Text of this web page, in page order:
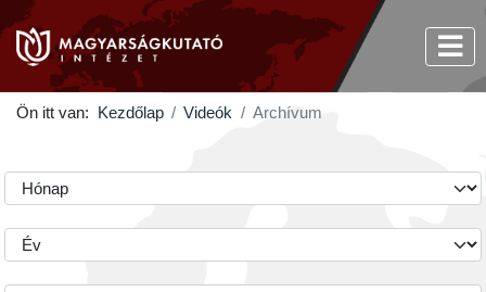
Ön itt van: Kezdőlap Videók Archívum